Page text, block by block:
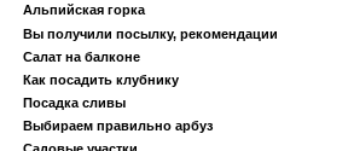
Альпийская горка
Вы получили посылку, рекомендации
Салат на балконе
Как посадить клубнику
Посадка сливы
Выбираем правильно арбуз